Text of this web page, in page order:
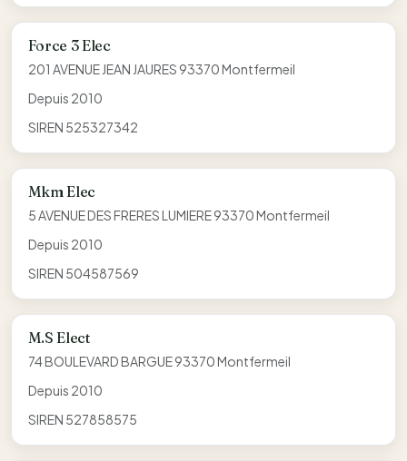
Force 3 Elec
201 AVENUE JEAN JAURES 93370 Montfermeil
Depuis 2010
SIREN 525327342
Mkm Elec
5 AVENUE DES FRERES LUMIERE 93370 Montfermeil
Depuis 2010
SIREN 504587569
M.S Elect
74 BOULEVARD BARGUE 93370 Montfermeil
Depuis 2010
SIREN 527858575